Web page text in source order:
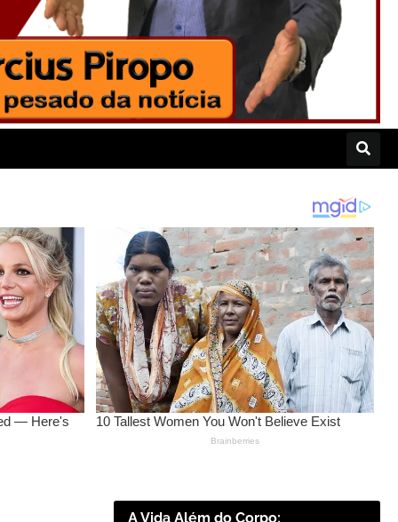
A Vida Além do Corpo: